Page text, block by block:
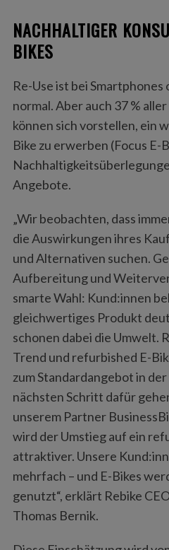
NACHHALTIGER
BIKES
Re-Use ist bei
normal. Aber auch 37 %
können sich vorstellen, ein
Bike zu erwerben (Focus E-
Angebote.
„Wir beobachten, dass
die Auswirkungen ihres
und Alternativen suchen.
Aufbereitung und
smarte Wahl: Kund:innen
gleichwertiges Produkt
schonen dabei die Umwelt.
Trend und refurbished E-
zum Standardangebot in
nächsten Schritt dafür
unserem Partner
wird der Umstieg auf ein
attraktiver. Unsere
mehrfach – und E-Bikes
genutzt“, erklärt Rebike
Thomas Bernik.